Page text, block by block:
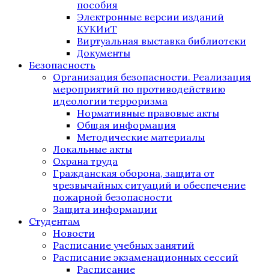
пособия
Электронные версии изданий
КУКИиТ
Виртуальная выставка библиотеки
Документы
Безопасность
Организация безопасности. Реализация
мероприятий по противодействию
идеологии терроризма
Нормативные правовые акты
Общая информация
Методические материалы
Локальные акты
Охрана труда
Гражданская оборона, защита от
чрезвычайных ситуаций и обеспечение
пожарной безопасности
Защита информации
Студентам
Новости
Расписание учебных занятий
Расписание экзаменационных сессий
Расписание